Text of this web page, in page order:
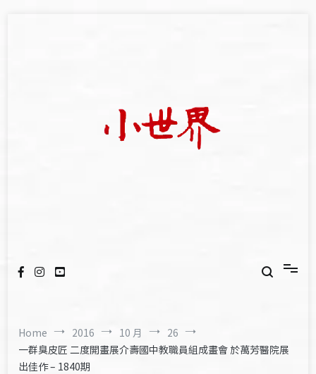
Home 2016 10 月
26
一群臭皮匠 二度開畫展介壽國中教職員組成畫會 於萬芳醫院展
出佳作 – 1840期